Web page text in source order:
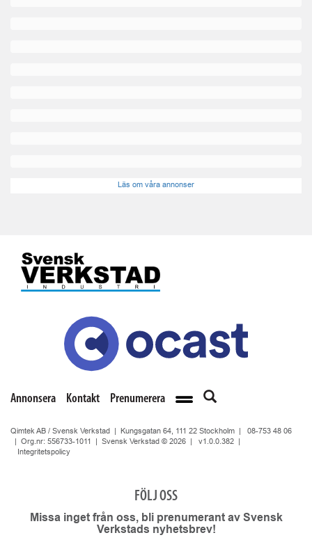
Läs om våra annonser
Annonsera Kontakt Prenumerera
Qimtek AB / Svensk Verkstad | Kungsgatan 64, 111 22 Stockholm | 08-753 48 06
| Org.nr: 556733-1011 | Svensk Verkstad © 2026 | v1.0.0.382
Integritetspolicy
FÖLJ OSS
Missa inget från oss, bli prenumerant av Svensk
Verkstads nyhetsbrev!